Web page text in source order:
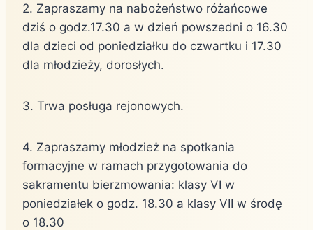
2. Zapraszamy na nabożeństwo różańcowe
dziś o godz.17.30 a w dzień powszedni o 16.30
dla dzieci od poniedziałku do czwartku i 17.30
dla młodzieży, dorosłych.
3. Trwa posługa rejonowych.
4. Zapraszamy młodzież na spotkania
formacyjne w ramach przygotowania do
sakramentu bierzmowania: klasy VI w
poniedziałek o godz. 18.30 a klasy VII w środę
o 18.30